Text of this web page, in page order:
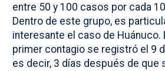
entre 50 y 100 casos por cada
Dentro de este grupo, es
interesante el caso de Huánuco.
primer contagio se registró el 9
es decir, 3 días después de que